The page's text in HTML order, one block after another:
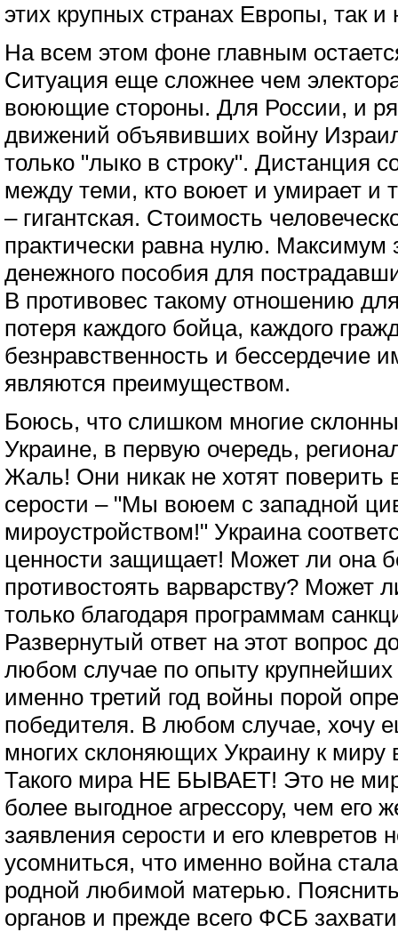
этих крупных странах Европы, так и
На всем этом фоне главным
Ситуация еще сложнее чем
воюющие стороны. Для России, и
движений объявивших войну
только "лыко в строку". Дистанция
между теми, кто воюет и умирает и
– гигантская. Стоимость
практически равна нулю. Максимум
денежного пособия для
В противовес такому отношению
потеря каждого бойца, каждого
безнравственность и бессердечие
являются преимуществом.
Боюсь, что слишком многие
Украине, в первую очередь,
Жаль! Они никак не хотят поверить
серости – "Мы воюем с западной
мироустройством!" Украина
ценности защищает! Может ли она
противостоять варварству? Может
только благодаря программам
Развернутый ответ на этот вопрос
любом случае по опыту крупнейших
именно третий год войны порой
победителя. В любом случае, хочу
многих склоняющих Украину к миру
Такого мира НЕ БЫВАЕТ! Это не
более выгодное агрессору, чем его
заявления серости и его клевретов
усомниться, что именно война
родной любимой матерью.
органов и прежде всего ФСБ